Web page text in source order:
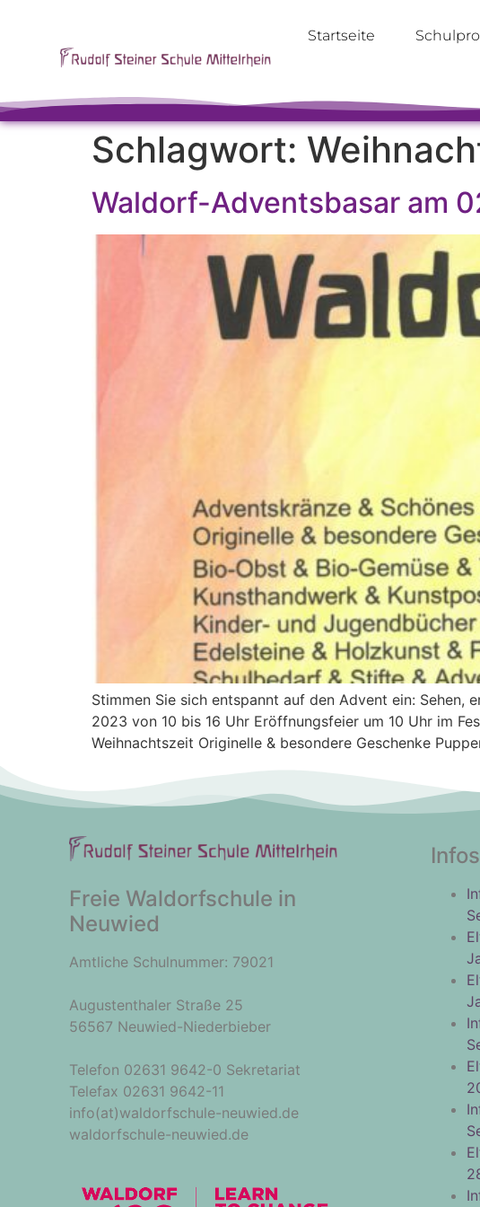
Startseite
Schlagwort:
Waldorf-Adventsbasar am
Stimmen Sie sich entspannt auf den Advent ein: Sehen,
2023 von 10 bis 16 Uhr Eröffnungsfeier um 10 Uhr im
Weihnachtszeit Originelle & besondere Geschenke
Freie Waldorfschule in
Neuwied
Amtliche Schulnummer: 79021
Augustenthaler Straße 25
56567 Neuwied-Niederbieber
Telefon 02631 9642-0 Sekretariat
Telefax 02631 9642-11
info(at)waldorfschule-neuwied.de
waldorfschule-neuwied.de
Infos